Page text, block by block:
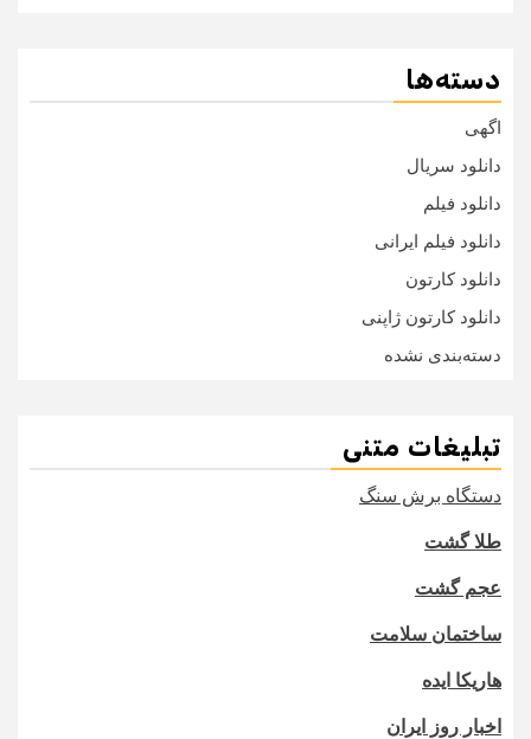
دسته‌ها
اگهی
دانلود سریال
دانلود فیلم
دانلود فیلم ایرانی
دانلود کارتون
دانلود کارتون ژاپنی
دسته‌بندی نشده
تبلیغات متنی
دستگاه برش سنگ
طلا گشت
عجم گشت
ساختمان سلامت
هاریکا ایده
اخبار روز ایران